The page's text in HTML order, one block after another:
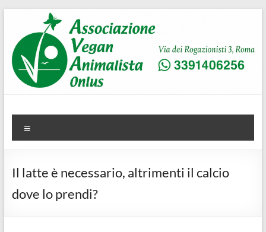
contenuto
AVA
Associazione Vegan Animalista
Il latte è necessario, altrimenti il calcio
dove lo prendi?